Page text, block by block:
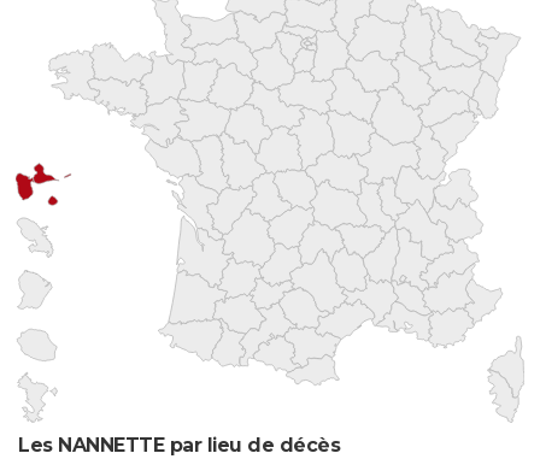
Les NANNETTE par lieu de décès